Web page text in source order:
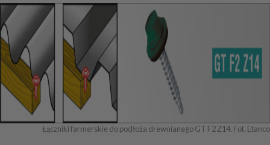
Łączniki farmerskie do podłoża drewnianego GT F2 Z14. Fot. Etanco